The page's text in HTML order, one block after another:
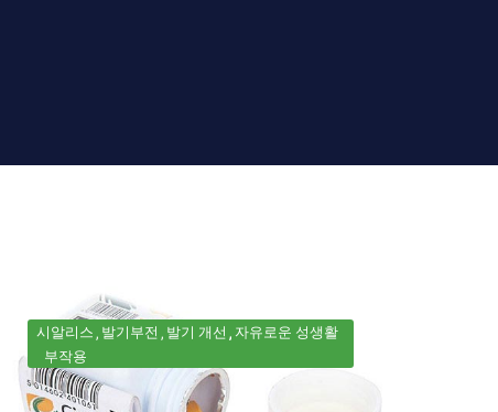
시알리스 발기부전 발기 개선
자유로운 성생활
부작용